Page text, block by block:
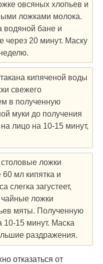
овсяных хлопьев и
ложками молока.
водяной бане и
через 20 минут. Маску
кипяченой воды
свежего
в полученную
муки до получения
лицо на 10-15 минут,
ложки
60 мл кипятка и
слегка загустеет,
ложки
мяты. Полученную
10-15 минут. Маска
раздражения.
отказаться от